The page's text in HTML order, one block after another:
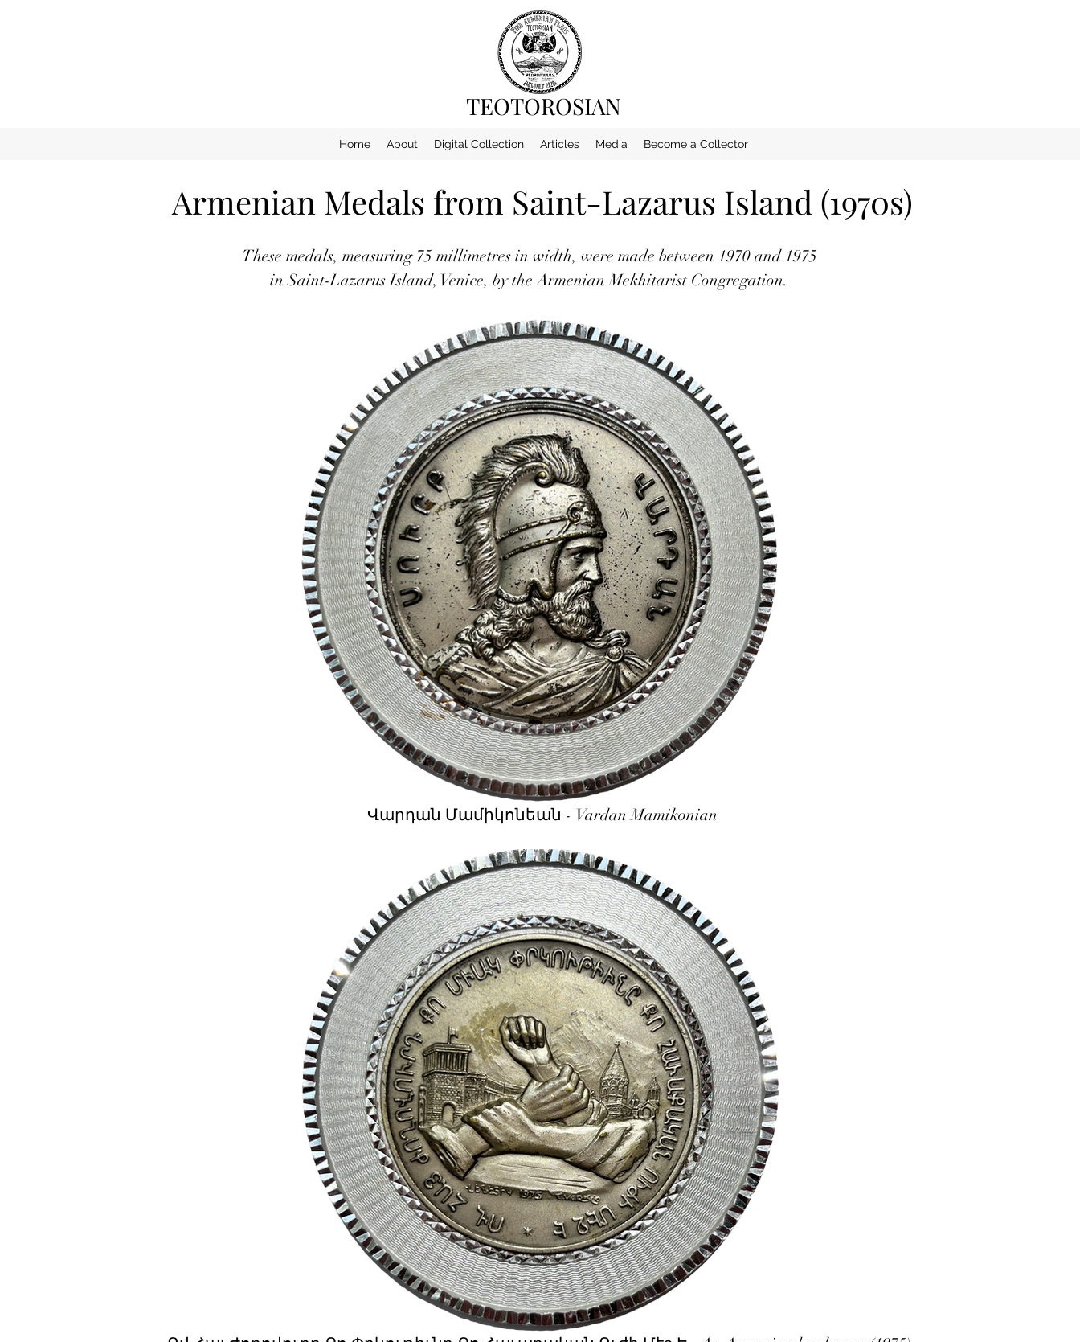
TEOTOROSIAN
Home About Digital Collection Articles Media Become a Collector
Armenian Medals from Saint-Lazarus Island (1970s)
These medals, measuring 75 millimetres in width, were made between 1970 and 1975
in Saint-Lazarus Island, Venice, by the Armenian Mekhitarist Congregation.
Վարդան Մամիկոնեան - Vardan Mamikonian